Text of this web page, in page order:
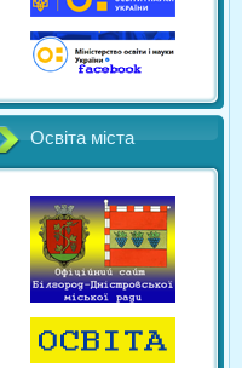
Освіта міста